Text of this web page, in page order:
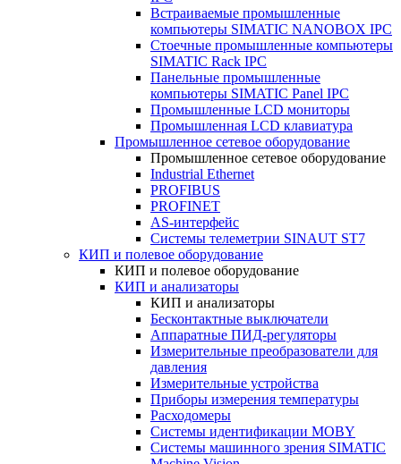
Встраиваемые промышленные
компьютеры SIMATIC NANOBOX IPC
Стоечные промышленные компьютеры
SIMATIC Rack IPC
Панельные промышленные
компьютеры SIMATIC Panel IPC
Промышленные LCD мониторы
Промышленная LCD клавиатура
Промышленное сетевое оборудование
Промышленное сетевое оборудование
Industrial Ethernet
PROFIBUS
PROFINET
AS-интерфейс
Системы телеметрии SINAUT ST7
КИП и полевое оборудование
КИП и полевое оборудование
КИП и анализаторы
КИП и анализаторы
Бесконтактные выключатели
Аппаратные ПИД-регуляторы
Измерительные преобразователи для
давления
Измерительные устройства
Приборы измерения температуры
Расходомеры
Системы идентификации MOBY
Системы машинного зрения SIMATIC